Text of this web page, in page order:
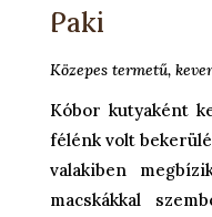
Paki
Közepes termetű,
Kóbor kutyaként
félénk volt
valakiben
macskákkal